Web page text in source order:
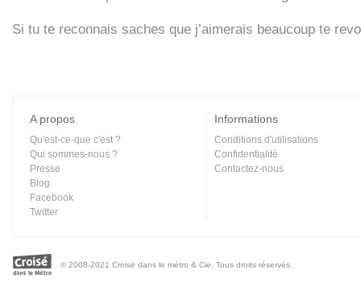
Si tu te reconnais saches que j’aimerais beaucoup te
A propos
Qu'est-ce-que c'est ?
Qui sommes-nous ?
Presse
Blog
Facebook
Twitter
Informations
Conditions d'utilisations
Confidentialité
Contactez-nous
© 2008-2021 Croisé dans le métro & Cie. Tous droits réservés.